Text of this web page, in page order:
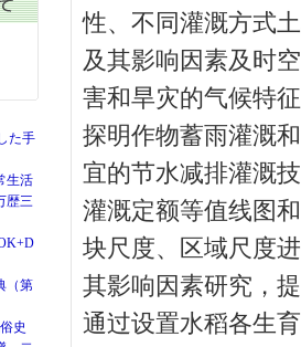
性、不同灌溉方式
及其影响因素及时
害和旱灾的气候特
探明作物蓄雨灌溉
宜的节水减排灌溉
灌溉定额等值线图
块尺度、区域尺度
其影响因素研究，
通过设置水稻各生